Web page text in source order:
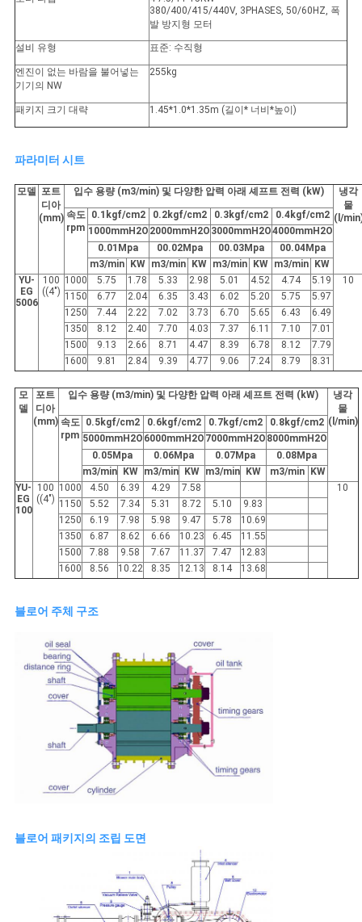
COMPANY
NEWS
사
이
PRIVACY
POLICY
380/400/415/440V, 3PHASES, 50/60HZ, 폭
발 방지형 모터
설비 유형 표준: 수직형
엔진이 없는 바람을 불어넣는
기기의 NW
255kg
패키지 크기 대략 1.45*1.0*1.35m (길이* 너비*높이)
파라미터 시트
모델 포트
디아
(mm)
입수 용량 (m3/min) 및 다양한 압력 아래 셰프트 전력 (kW)
냉각
물
(l/
속도
rpm
0.1kgf/cm2 0.2kgf/cm2 0.3kgf/cm2
0.4kgf/cm2
1000mmH2O 2000mmH2O 3000mmH2O4000mmH2O
0.01Mpa
00.02Mpa 00.03Mpa
00.04Mpa
m3/min
KW m3/min KW m3/min KW m3/min
KW
YU-
EG
5006
100
((4")
1000 5.75 1.78 5.33 2.98 5.01 4.52 4.74 5.19
10
1150
6.77 2.04 6.35 3.43 6.02 5.20 5.75
5.97
1250
7.44 2.22 7.02 3.73 6.70 5.65 6.43
6.49
1350
8.12 2.40 7.70 4.03 7.37 6.11 7.10
7.01
1500
9.13 2.66 8.71 4.47 8.39 6.78 8.12
7.79
1600
9.81 2.84 9.39 4.77 9.06 7.24 8.79 8.31
모
델
포트
디아
(mm)
입수 용량 (m3/min) 및 다양한 압력 아래 셰프트 전력 (kW)
냉각
물
(l/min)
속도
rpm
0.5kgf/cm2 0.6kgf/cm2 0.7kgf/cm2
0.8kgf/cm2
5000mmH2O 6000mmH2O 7000mmH2O 8000mmH2O
0.05Mpa
0.06Mpa 0.07Mpa
0.08Mpa
m3/min
KW m3/min KW m3/min KW m3/min
KW
YU-
EG
100
100
((4")
1000 4.50 6.39 4.29 7.58
10
1150
5.52 7.34 5.31 8.72 5.10
9.83
1250
6.19 7.98 5.98 9.47 5.78
10.69
1350
6.87 8.62 6.66 10.23 6.45
11.55
1500
7.88 9.58 7.67 11.37 7.47
12.83
1600
8.56 10.22 8.35 12.13 8.14 13.68
블로어 주체 구조
블로어 패키지의 조립 도면